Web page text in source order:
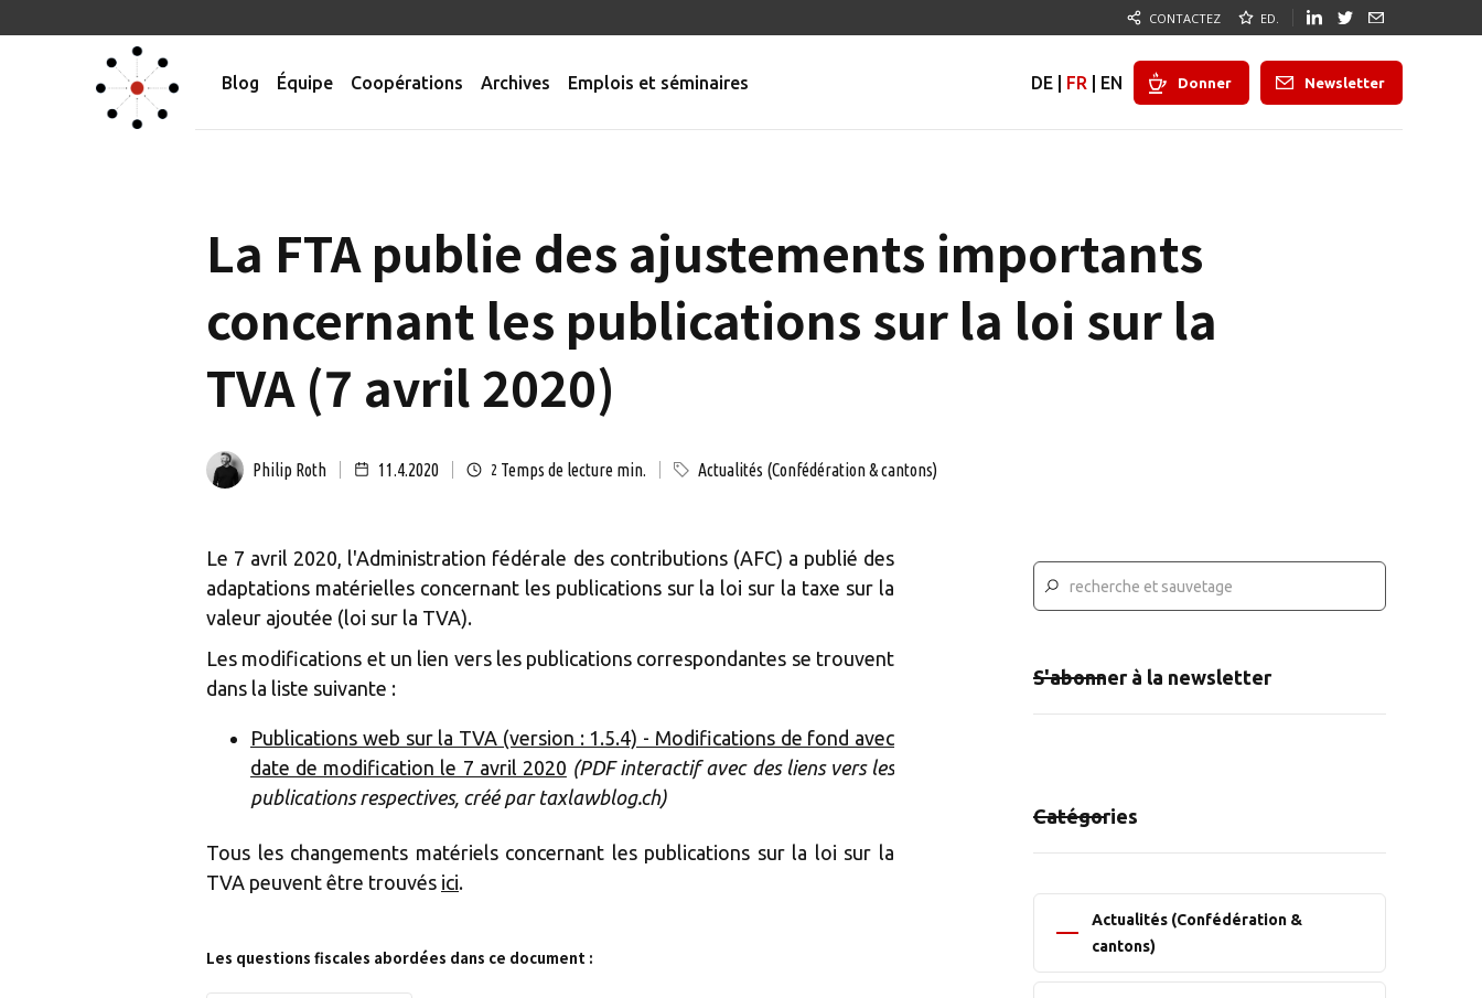
CONTACTEZ ED.
Blog Équipe Coopérations Archives Emplois et séminaires DE FR EN Donner Newsletter
La FTA publie des ajustements importants
concernant les publications sur la loi sur la
TVA (7 avril 2020)
Philip Roth 11.4.2020 2 Temps de lecture min. Actualités (Confédération & cantons)
Le 7 avril 2020, l'Administration fédérale des contributions (AFC) a publié des
adaptations matérielles concernant les publications sur la loi sur la taxe sur la
valeur ajoutée (loi sur la TVA).
Les modifications et un lien vers les publications correspondantes se trouvent
dans la liste suivante :
Publications web sur la TVA (version : 1.5.4) - Modifications de fond avec
date de modification le 7 avril 2020 (PDF interactif avec des liens vers les
publications respectives, créé par taxlawblog.ch)
Tous les changements matériels concernant les publications sur la loi sur la
TVA peuvent être trouvés ici.
Les questions fiscales abordées dans ce document :
S'abonner à la newsletter
Catégories
Actualités (Confédération &
cantons)